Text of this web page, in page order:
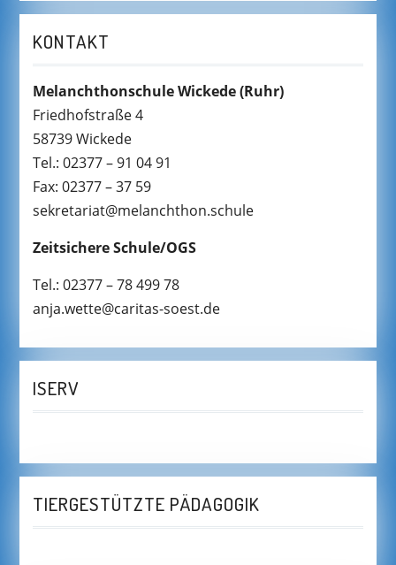
KONTAKT
Melanchthonschule Wickede(Ruhr)
Friedhofstraße 4
58739 Wickede
Tel.: 02377 – 91 04 91
Fax: 02377 – 37 59
sekretariat@melanchthon.schule
Zeitsichere Schule/OGS
Tel.: 02377 – 78 499 78
anja.wette@caritas-soest.de
ISERV
TIERGESTÜTZTE PÄDAGOGIK